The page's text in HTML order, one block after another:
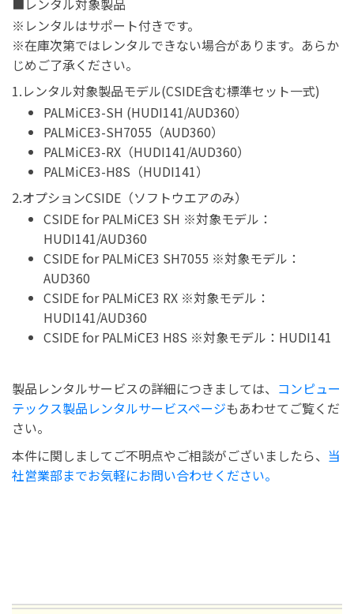
※レンタルはサポート付きです。
※在庫次第ではレンタルできない場合があります。あらか
じめご了承ください。
1.レンタル対象製品モデル(CSIDE含む標準セット一式)
PALMiCE3-SH (HUDI141/AUD360）
PALMiCE3-SH7055（AUD360）
PALMiCE3-RX（HUDI141/AUD360）
PALMiCE3-H8S（HUDI141）
2.オプションCSIDE（ソフトウエアのみ）
CSIDE for PALMiCE3 SH ※対象モデル：
HUDI141/AUD360
CSIDE for PALMiCE3 SH7055 ※対象モデル：
AUD360
CSIDE for PALMiCE3 RX ※対象モデル：
HUDI141/AUD360
CSIDE for PALMiCE3 H8S ※対象モデル：HUDI141
製品レンタルサービスの詳細につきましては、 コンピュー
テックス製品レンタルサービスページもあわせてご覧くだ
さい。
本件に関しましてご不明点やご相談がございましたら、 当
社営業部までお気軽にお問い合わせください。